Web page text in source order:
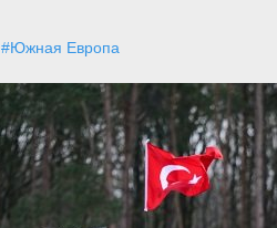
#Южная Европа